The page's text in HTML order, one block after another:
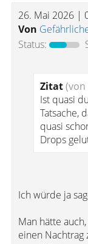
26. Mai 2026 |
Von
Status:
Zitat(von
Ist quasi
Tatsache,
quasi
Drops
Ich würde ja
Man hätte
einen Nachtrag